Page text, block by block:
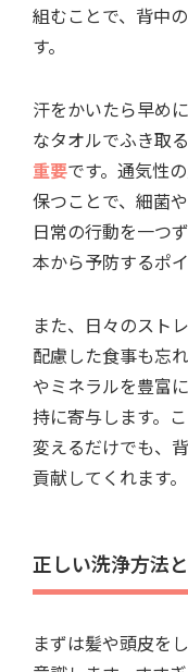
組むことで、背中
す。
汗をかいたら早め
なタオルでふき取
重要です。通気性
保つことで、細菌
日常の行動を一つ
本から予防するポイ
また、日々のスト
配慮した食事も忘
やミネラルを豊富
持に寄与します。
変えるだけでも、
貢献してくれます。
正しい洗浄方法
まずは髪や頭皮を